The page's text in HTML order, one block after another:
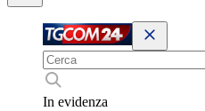
In evidenza